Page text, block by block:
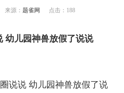
来源： 题雀网 点击： 188
幼儿园神兽放假了说说
说说 幼儿园神兽放假了说